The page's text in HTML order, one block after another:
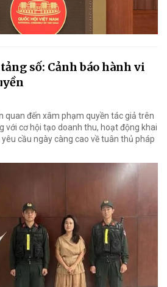
số: Cảnh báo hành vi
quan đến xâm phạm quyền tác giả trên
với cơ hội tạo doanh thu, hoạt động khai
cầu ngày càng cao về tuân thủ pháp